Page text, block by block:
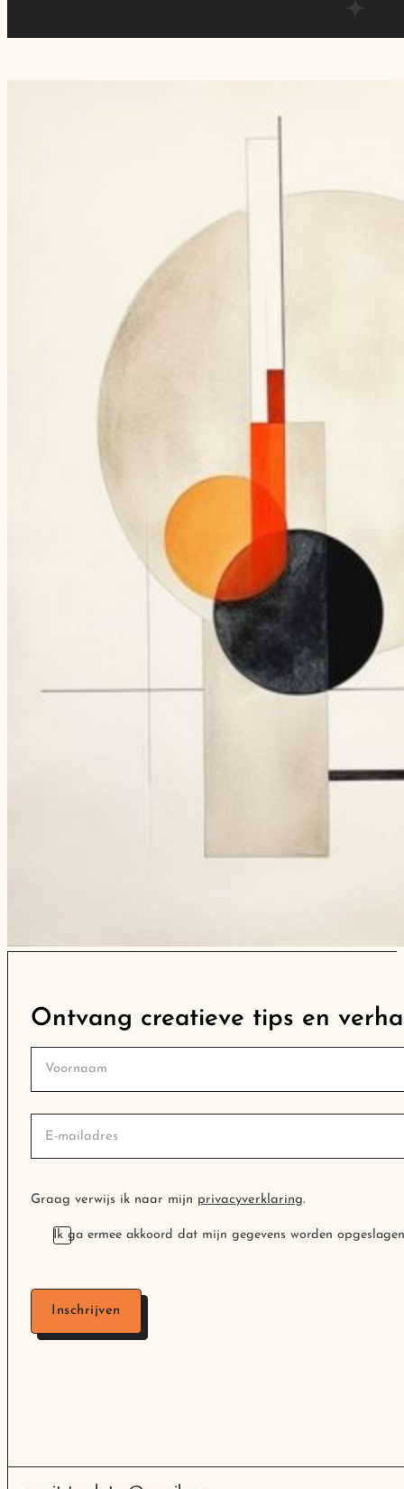
Ontvang creatieve tips en
Graag verwijs ik naar mijn privacyverklaring.
Ik ga ermee akkoord dat mijn gegevens worden
Inschrijven